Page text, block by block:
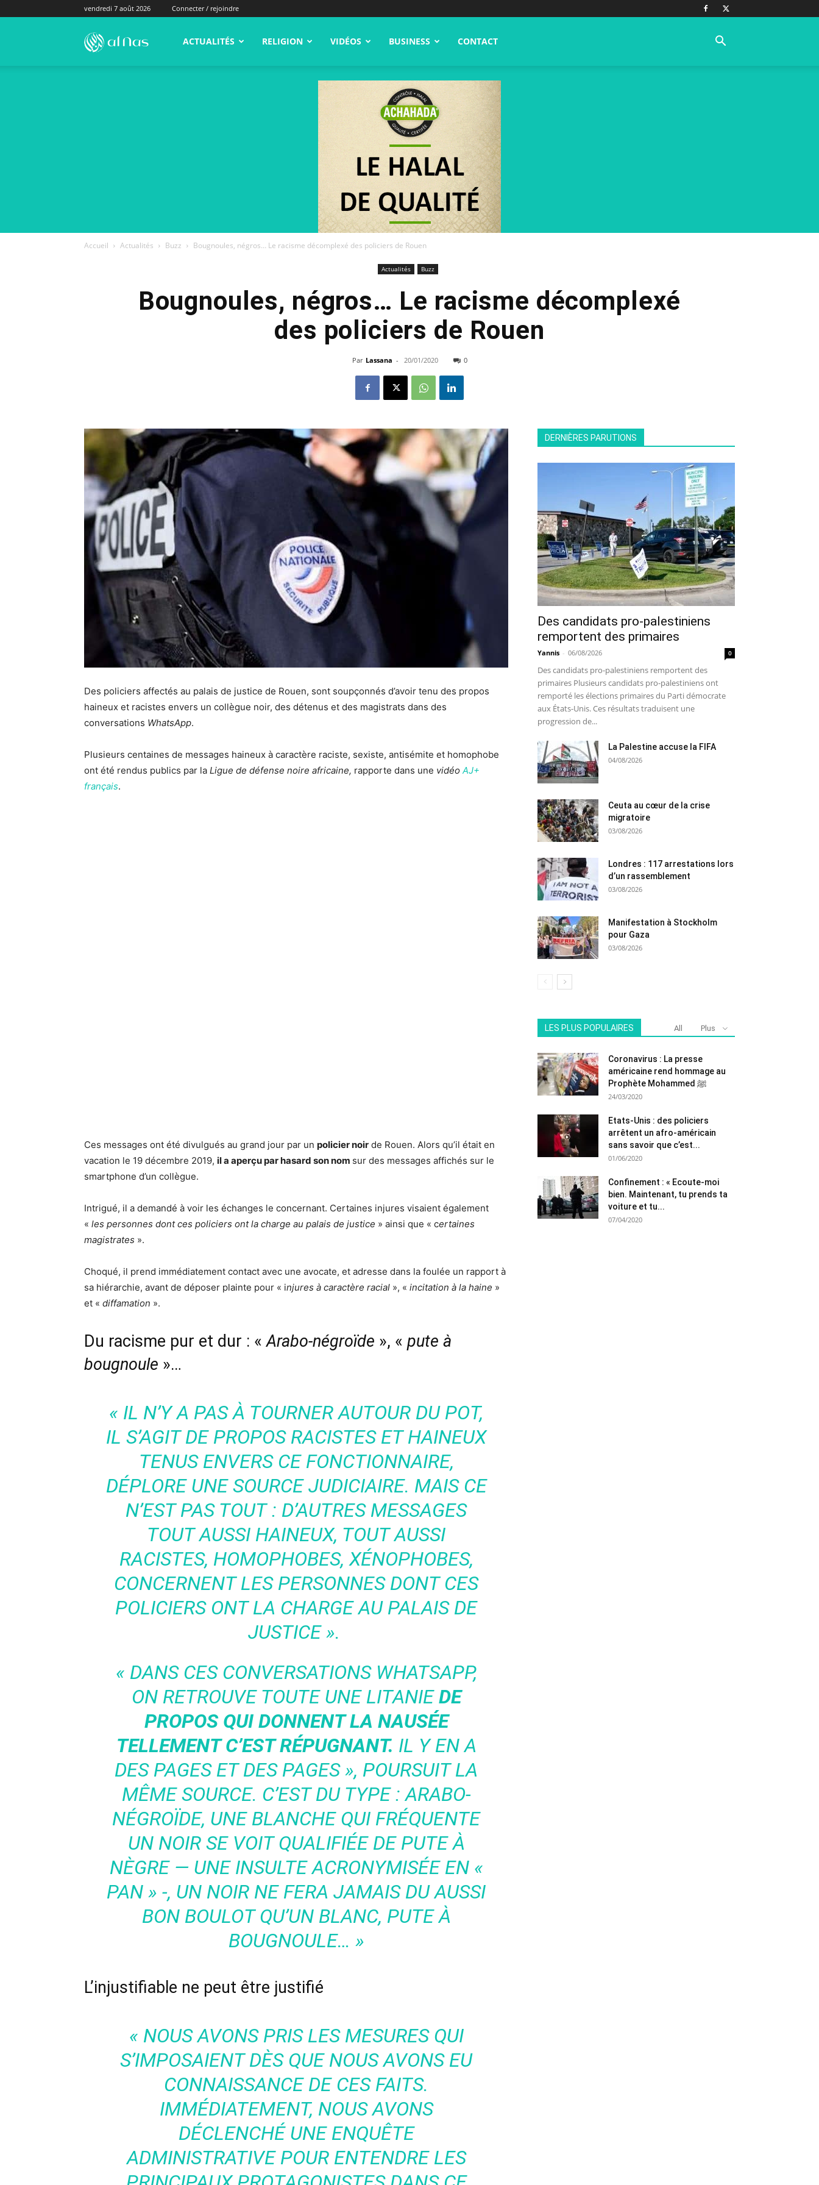
vendredi 7 août 2026 Connecter / rejoindre
alNas.fr ACTUALITÉS RELIGION VIDÉOS BUSINESS CONTACT
Accueil Actualités Buzz Bougnoules, négros… Le racisme décomplexé des policiers de Rouen
Actualités Buzz
Bougnoules, négros… Le racisme décomplexé
des policiers de Rouen
Par Lassana - 20/01/2020 0
Des policiers affectés au palais de justice de Rouen, sont soupçonnés d’avoir tenu des propos
haineux et racistes envers un collègue noir, des détenus et des magistrats dans des
conversations WhatsApp.
Plusieurs centaines de messages haineux à caractère raciste, sexiste, antisémite et homophobe
ont été rendus publics par la Ligue de défense noire africaine, rapporte dans une vidéo AJ+
français.
Ces messages ont été divulgués au grand jour par un policier noir de Rouen. Alors qu’il était en
vacation le 19 décembre 2019, il a aperçu par hasard son nom sur des messages affichés sur le
smartphone d’un collègue.
Intrigué, il a demandé à voir les échanges le concernant. Certaines injures visaient également
« les personnes dont ces policiers ont la charge au palais de justice » ainsi que « certaines
magistrates ».
Choqué, il prend immédiatement contact avec une avocate, et adresse dans la foulée un rapport à
sa hiérarchie, avant de déposer plainte pour « injures à caractère racial », « incitation à la haine »
et « diffamation ».
Du racisme pur et dur : «Arabo-négroïde », « pute à
bougnoule »…
« IL N’Y A PAS À TOURNER AUTOUR DU POT,
IL S’AGIT DE PROPOS RACISTES ET HAINEUX
TENUS ENVERS CE FONCTIONNAIRE,
DÉPLORE UNE SOURCE JUDICIAIRE. MAIS CE
N’EST PAS TOUT : D’AUTRES MESSAGES
TOUT AUSSI HAINEUX, TOUT AUSSI
RACISTES, HOMOPHOBES, XÉNOPHOBES,
CONCERNENT LES PERSONNES DONT CES
POLICIERS ONT LA CHARGE AU PALAIS DE
JUSTICE ».
« DANS CES CONVERSATIONS WHATSAPP,
ON RETROUVE TOUTE UNE LITANIEDE
PROPOS QUI DONNENT LA NAUSÉE
TELLEMENT C’EST RÉPUGNANT. IL Y EN A
DES PAGES ET DES PAGES », POURSUIT LA
MÊME SOURCE. C’EST DU TYPE : ARABO-
NÉGROÏDE, UNE BLANCHE QUI FRÉQUENTE
UN NOIR SE VOIT QUALIFIÉE DE PUTE À
NÈGRE — UNE INSULTE ACRONYMISÉE EN «
PAN » -, UN NOIR NE FERA JAMAIS DU AUSSI
BON BOULOT QU’UN BLANC, PUTE À
BOUGNOULE… »
L’injustifiable ne peut être justifié
« NOUS AVONS PRIS LES MESURES QUI
S’IMPOSAIENT DÈS QUE NOUS AVONS EU
CONNAISSANCE DE CES FAITS.
IMMÉDIATEMENT, NOUS AVONS
DÉCLENCHÉ UNE ENQUÊTE
ADMINISTRATIVE POUR ENTENDRE LES
DERNIÈRES PARUTIONS
Des candidats pro-palestiniens
remportent des primaires
Yannis - 06/08/2026 0
Des candidats pro-palestiniens remportent des
primaires Plusieurs candidats pro-palestiniens ont
remporté les élections primaires du Parti démocrate
aux États-Unis. Ces résultats traduisent une
progression de...
La Palestine accuse la FIFA
04/08/2026
Ceuta au cœur de la crise
migratoire
03/08/2026
Londres : 117 arrestations lors
d’un rassemblement
03/08/2026
Manifestation à Stockholm
pour Gaza
03/08/2026
LES PLUS POPULAIRES All Plus
Coronavirus : La presse
américaine rend hommage au
Prophète Mohammed ﷺ
24/03/2020
Etats-Unis : des policiers
arrêtent un afro-américain
sans savoir que c’est...
01/06/2020
Confinement : « Ecoute-moi
bien. Maintenant, tu prends ta
voiture et tu...
07/04/2020